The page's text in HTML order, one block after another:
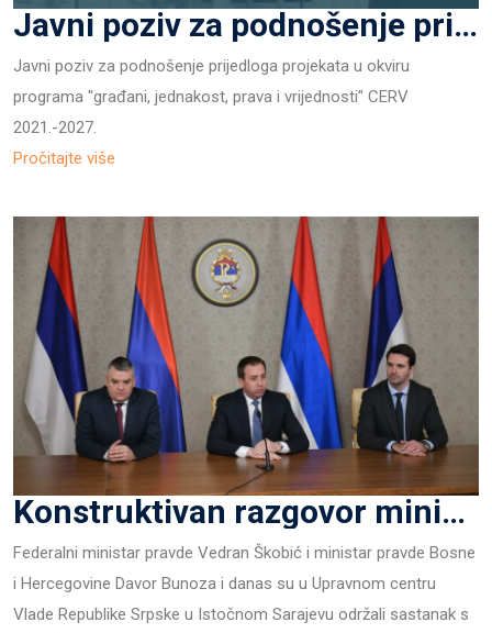
Javni poziv za podnošenje prijedloga projekata u okviru programa “građani, jednakost, prava i vrijednosti” CERV 2021.-2027.
Javni poziv za podnošenje prijedloga projekata u okviru
programa "građani, jednakost, prava i vrijednosti" CERV
2021.-2027.
Pročitajte više
Konstruktivan razgovor ministara pravde o prioritetnim zakonima uz poruku suradnje i međusobnog uvažavanja
Federalni ministar pravde Vedran Škobić i ministar pravde Bosne
i Hercegovine Davor Bunoza i danas su u Upravnom centru
Vlade Republike Srpske u Istočnom Sarajevu održali sastanak s